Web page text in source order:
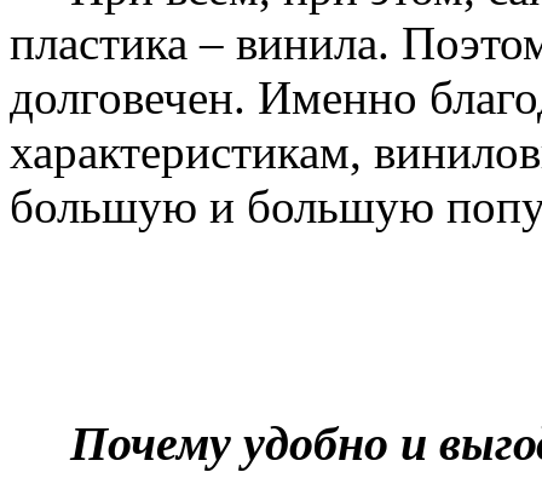
пластика – винила.
долговечен. Именно
характеристикам,
большую и большую
Почему удобно и